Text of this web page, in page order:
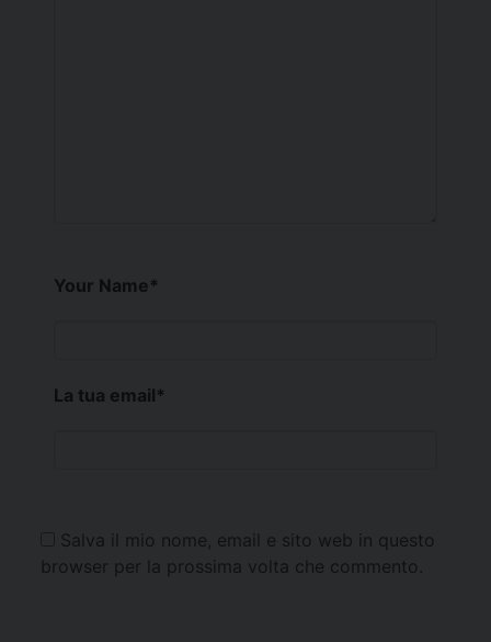
Your Name*
La tua email*
Salva il mio nome, email e sito web in questo
browser per la prossima volta che commento.